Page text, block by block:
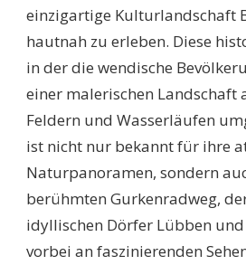
einzigartige Kulturlandschaft
hautnah zu erleben. Diese
in der die wendische
einer malerischen Landschaft
Feldern und Wasserläufen
ist nicht nur bekannt für ihre
Naturpanoramen, sondern
berühmten Gurkenradweg,
idyllischen Dörfer Lübben
vorbei an faszinierenden